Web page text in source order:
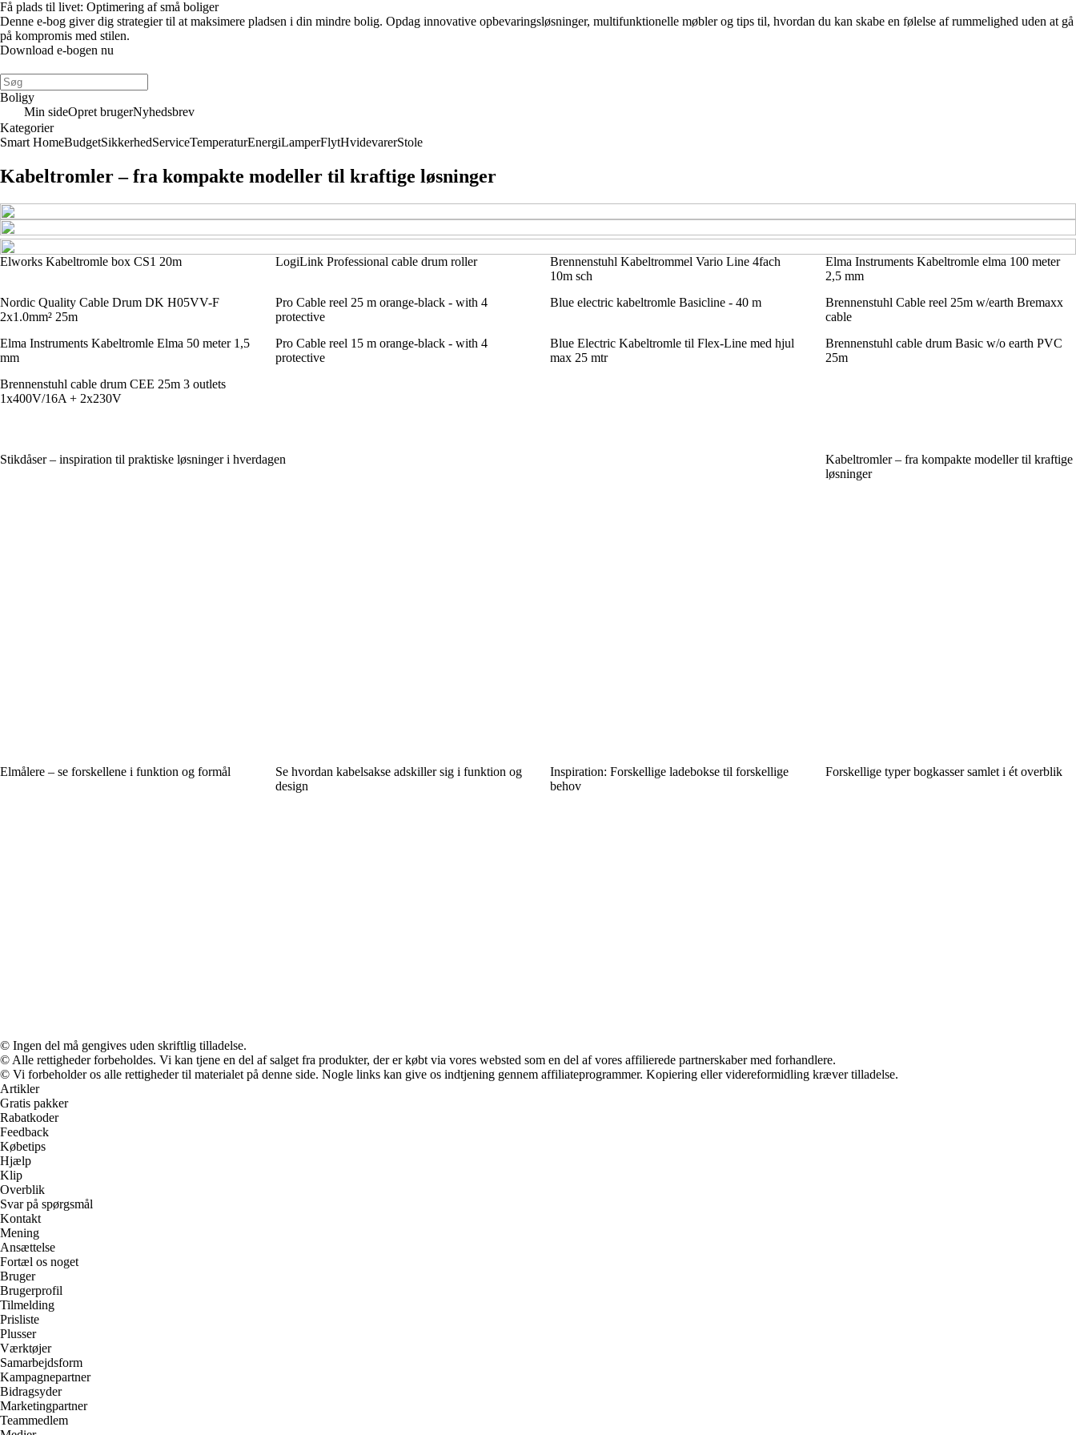
Få plads til livet: Optimering af små boliger
Denne e-bog giver dig strategier til at maksimere pladsen i din mindre bolig. Opdag innovative opbevaringsløsninger, multifunktionelle møbler og tips til, hvordan du kan skabe en følelse af rummelighed uden at gå
på kompromis med stilen.
Download e-bogen nu
Boligy
Min sideOpret brugerNyhedsbrev
Kategorier
Smart HomeBudgetSikkerhedServiceTemperaturEnergiLamperFlytHvidevarerStole
Kabeltromler – fra kompakte modeller til kraftige løsninger
Elworks Kabeltromle box CS1 20m LogiLink Professional cable drum roller
Brennenstuhl Kabeltrommel Vario Line 4fach
10m sch
Elma Instruments Kabeltromle elma 100 meter
2,5 mm
Nordic Quality Cable Drum DK H05VV-F
2x1.0mm² 25m
Pro Cable reel 25 m orange-black - with 4
protective
Blue electric kabeltromle Basicline - 40 m
Brennenstuhl Cable reel 25m w/earth Bremaxx
cable
Elma Instruments Kabeltromle Elma 50 meter 1,5
mm
Pro Cable reel 15 m orange-black - with 4
protective
Blue Electric Kabeltromle til Flex-Line med hjul
max 25 mtr
Brennenstuhl cable drum Basic w/o earth PVC
25m
Brennenstuhl cable drum CEE 25m 3 outlets
1x400V/16A + 2x230V
Stikdåser – inspiration til praktiske løsninger i hverdagen
Kabeltromler – fra kompakte modeller til kraftige
løsninger
Elmålere – se forskellene i funktion og formål
Se hvordan kabelsakse adskiller sig i funktion og
design
Inspiration: Forskellige ladebokse til forskellige
behov
Forskellige typer bogkasser samlet i ét overblik
© Ingen del må gengives uden skriftlig tilladelse.
© Alle rettigheder forbeholdes. Vi kan tjene en del af salget fra produkter, der er købt via vores websted som en del af vores affilierede partnerskaber med forhandlere.
© Vi forbeholder os alle rettigheder til materialet på denne side. Nogle links kan give os indtjening gennem affiliateprogrammer. Kopiering eller videreformidling kræver tilladelse.
Artikler
Gratis pakker
Rabatkoder
Feedback
Købetips
Hjælp
Klip
Overblik
Svar på spørgsmål
Kontakt
Mening
Ansættelse
Fortæl os noget
Bruger
Brugerprofil
Tilmelding
Prisliste
Plusser
Værktøjer
Samarbejdsform
Kampagnepartner
Bidragsyder
Marketingpartner
Teammedlem